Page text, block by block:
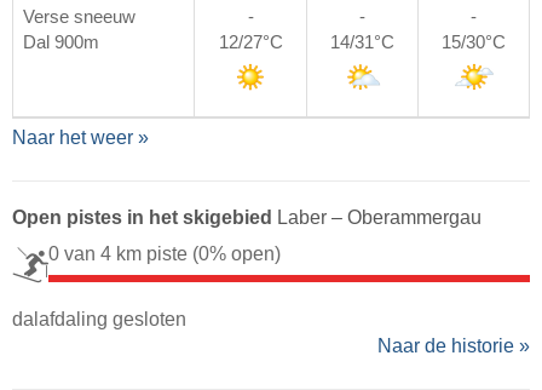
Verse sneeuw
Dal 900m
-
12/27°C
-
14/31°C
-
15/30°C
Naar het weer »
Open pistes in het skigebied Laber – Oberammergau
0 van 4 km piste (0% open)
dalafdaling gesloten
Naar de historie »